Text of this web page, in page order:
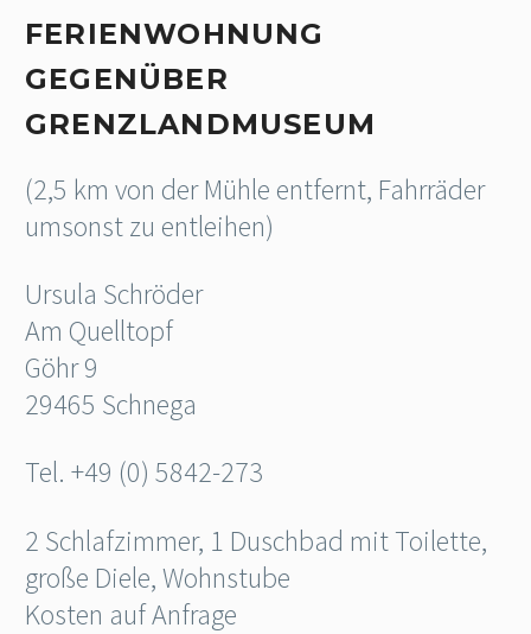
FERIENWOHNUNG
GEGENÜBER
GRENZLANDMUSEUM
(2,5 km von der Mühle entfernt, Fahrräder
umsonst zu entleihen)
Ursula Schröder
Am Quelltopf
Göhr 9
29465 Schnega
Tel. +49 (0) 5842-273
2 Schlafzimmer, 1 Duschbad mit Toilette,
große Diele, Wohnstube
Kosten auf Anfrage